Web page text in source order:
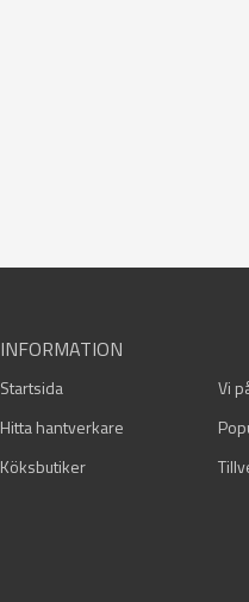
INFORMATION
Startsida
Vi
Hitta hantverkare
Köksbutiker